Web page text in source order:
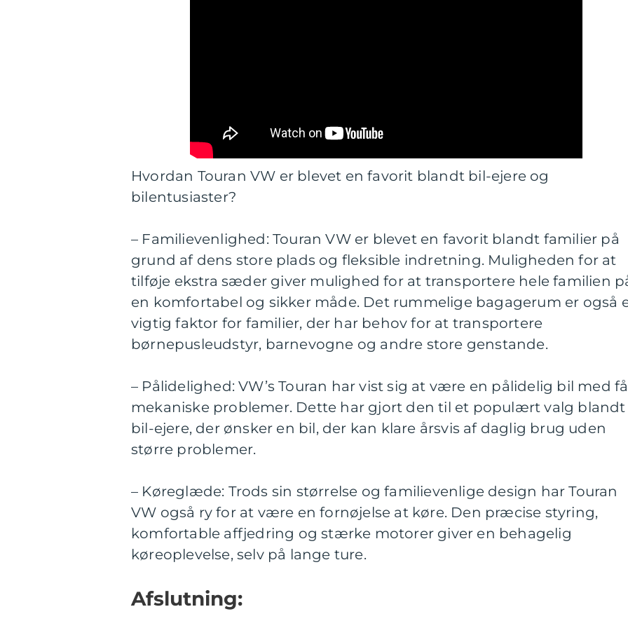
Hvordan Touran VW er blevet en favorit blandt bil-ejere og
bilentusiaster?
– Familievenlighed: Touran VW er blevet en favorit blandt familier på
grund af dens store plads og fleksible indretning. Muligheden for at
tilføje ekstra sæder giver mulighed for at transportere hele familien
en komfortabel og sikker måde. Det rummelige bagagerum er også
vigtig faktor for familier, der har behov for at transportere
børnepusleudstyr, barnevogne og andre store genstande.
– Pålidelighed: VW’s Touran har vist sig at være en pålidelig bil med få
mekaniske problemer. Dette har gjort den til et populært valg blandt
bil-ejere, der ønsker en bil, der kan klare årsvis af daglig brug uden
større problemer.
– Køreglæde: Trods sin størrelse og familievenlige design har Touran
VW også ry for at være en fornøjelse at køre. Den præcise styring,
komfortable affjedring og stærke motorer giver en behagelig
køreoplevelse, selv på lange ture.
Afslutning: